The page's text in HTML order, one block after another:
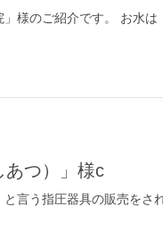
様のご紹介です。 お水は
あつ）」様c
と言う指圧器具の販売を